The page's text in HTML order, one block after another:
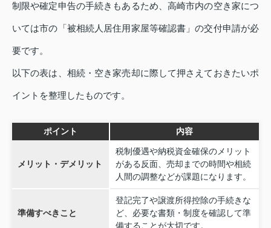
制限や確定申告の手続きもあるため、高崎市内の空き家につ
いては市の「被相続人居住用家屋等確認書」の交付申請が必
要です。
以下の表は、相続・空き家売却に際して押さえておきたいポ
イントを整理したものです。
ポイント 内容
メリット・デメリット
税制優遇や納税資金確保のメリット
がある反面、売却までの時間や相続
人間の調整などが課題になります。
準備すべきこと
登記完了や譲渡所得控除の手続きな
ど、必要な書類・制度を確認して準
備することが大切です。